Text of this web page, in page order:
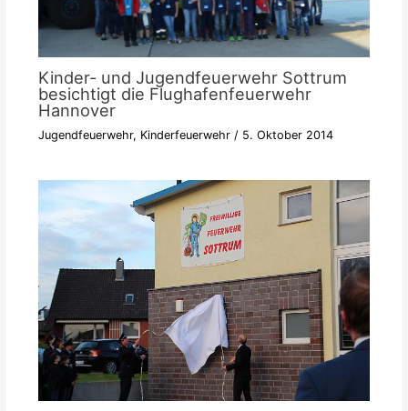
Kinder- und Jugendfeuerwehr Sottrum
besichtigt die Flughafenfeuerwehr
Hannover
Jugendfeuerwehr, Kinderfeuerwehr/ 5. Oktober 2014